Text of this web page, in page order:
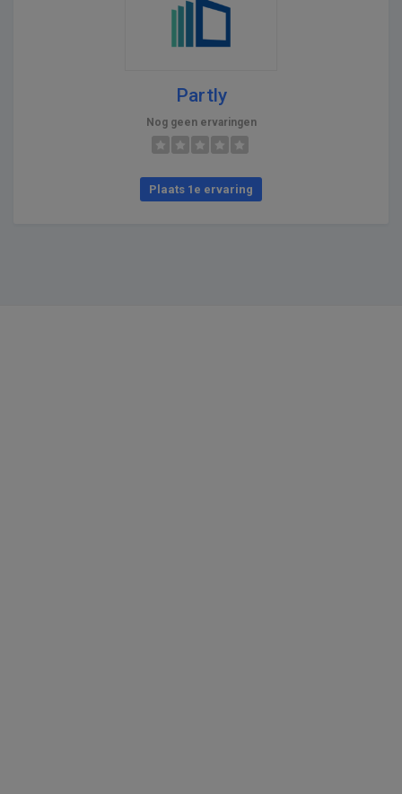
Partly
Nog geen ervaringen
Plaats 1e ervaring